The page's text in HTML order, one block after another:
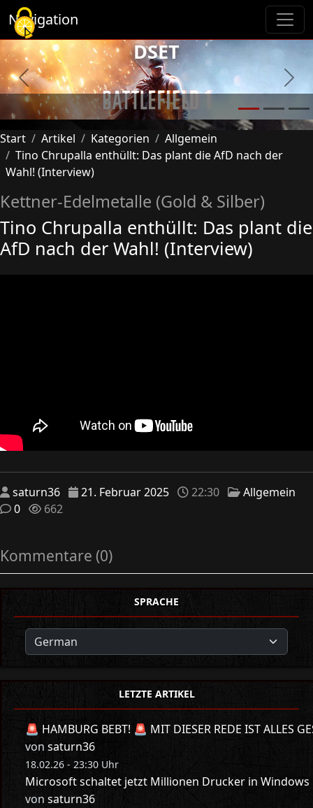
Navigation
Previous Next
DSET
Start Artikel Kategorien
Allgemein
Tino Chrupalla enthüllt: Das plant die AfD nach der
Wahl! (Interview)
Kettner-Edelmetalle (Gold & Silber)
Tino Chrupalla enthüllt: Das plant die
AfD nach der Wahl! (Interview)
saturn36 21. Februar 2025 22:30
Allgemein
0
662
Kommentare (0)
SPRACHE
LETZTE ARTIKEL
🚨 HAMBURG BEBT! 🚨 MIT DIESER REDE IST ALLES
von saturn36
18.02.26 - 23:30 Uhr
Microsoft schaltet jetzt Millionen Drucker in Windows
von saturn36
Cookie-Einstellungen